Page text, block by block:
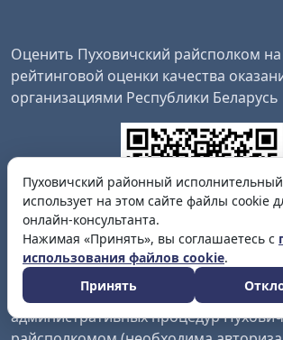
Оценить Пуховичский райсполком
рейтинговой оценки качества
организациями Республики Беларусь
Заполнить анкету о качестве
административных процедур
Пуховичский районный
использует на этом сайте файлы cookie
онлайн-консультанта.
Нажимая «Принять», вы соглашаетесь с
использования файлов cookie.
Принять